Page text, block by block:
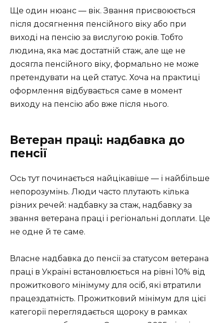
Ще один нюанс — вік. Звання присвоюється
після досягнення пенсійного віку або при
виході на пенсію за вислугою років. Тобто
людина, яка має достатній стаж, але ще не
досягла пенсійного віку, формально не може
претендувати на цей статус. Хоча на практиці
оформлення відбувається саме в момент
виходу на пенсію або вже після нього.
Ветеран праці: надбавка до
пенсії
Ось тут починається найцікавіше — і найбільше
непорозумінь. Люди часто плутають кілька
різних речей: надбавку за стаж, надбавку за
звання ветерана праці і регіональні доплати. Це
не одне й те саме.
Власне надбавка до пенсії за статусом ветерана
праці в Україні встановлюється на рівні 10% від
прожиткового мінімуму для осіб, які втратили
працездатність. Прожитковий мінімум для цієї
категорії переглядається щороку в рамках